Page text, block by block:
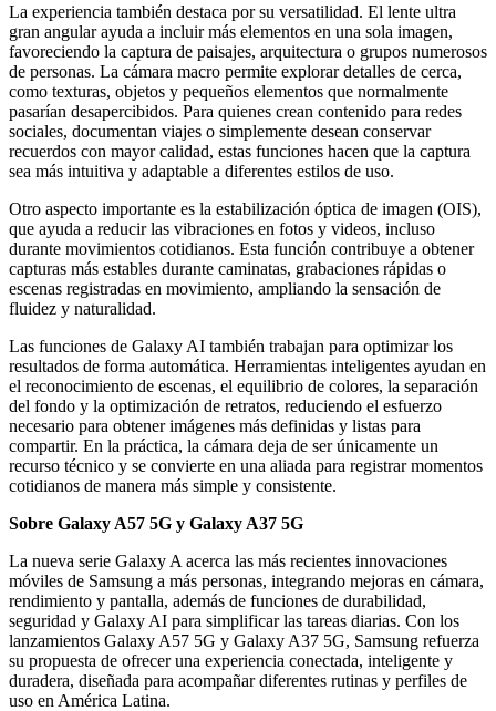
La experiencia también destaca por su versatilidad. El lente ultra
gran angular ayuda a incluir más elementos en una sola imagen,
favoreciendo la captura de paisajes, arquitectura o grupos numerosos
de personas. La cámara macro permite explorar detalles de cerca,
como texturas, objetos y pequeños elementos que normalmente
pasarían desapercibidos. Para quienes crean contenido para redes
sociales, documentan viajes o simplemente desean conservar
recuerdos con mayor calidad, estas funciones hacen que la captura
sea más intuitiva y adaptable a diferentes estilos de uso.
Otro aspecto importante es la estabilización óptica de imagen (OIS),
que ayuda a reducir las vibraciones en fotos y videos, incluso
durante movimientos cotidianos. Esta función contribuye a obtener
capturas más estables durante caminatas, grabaciones rápidas o
escenas registradas en movimiento, ampliando la sensación de
fluidez y naturalidad.
Las funciones de Galaxy AI también trabajan para optimizar los
resultados de forma automática. Herramientas inteligentes ayudan en
el reconocimiento de escenas, el equilibrio de colores, la separación
del fondo y la optimización de retratos, reduciendo el esfuerzo
necesario para obtener imágenes más definidas y listas para
compartir. En la práctica, la cámara deja de ser únicamente un
recurso técnico y se convierte en una aliada para registrar momentos
cotidianos de manera más simple y consistente.
Sobre Galaxy A57 5G y Galaxy A37 5G
La nueva serie Galaxy A acerca las más recientes innovaciones
móviles de Samsung a más personas, integrando mejoras en cámara,
rendimiento y pantalla, además de funciones de durabilidad,
seguridad y Galaxy AI para simplificar las tareas diarias. Con los
lanzamientos Galaxy A57 5G y Galaxy A37 5G, Samsung refuerza
su propuesta de ofrecer una experiencia conectada, inteligente y
duradera, diseñada para acompañar diferentes rutinas y perfiles de
uso en América Latina.